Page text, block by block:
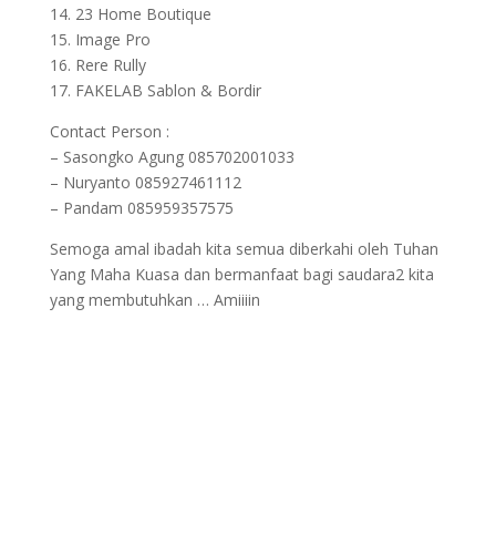
14. 23 Home Boutique
15. Image Pro
16. Rere Rully
17. FAKELAB Sablon & Bordir
Contact Person :
– Sasongko Agung 085702001033
– Nuryanto 085927461112
– Pandam 085959357575
Semoga amal ibadah kita semua diberkahi oleh Tuhan
Yang Maha Kuasa dan bermanfaat bagi saudara2 kita
yang membutuhkan … Amiiiin